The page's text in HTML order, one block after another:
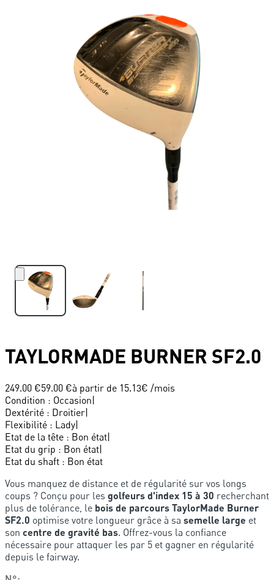
TAYLORMADE BURNER SF2.0
249.00 €59.00 €à partir de 15.13€ /mois
Condition : Occasion|
Dextérité : Droitier|
Flexibilité : Lady|
Etat de la tête : Bon état|
Etat du grip : Bon état|
Etat du shaft : Bon état
Vous manquez de distance et de régularité sur vos longs
coups ? Conçu pour les golfeurs d'index 15 à 30 recherchant
plus de tolérance, le bois de parcours TaylorMade Burner
SF2.0 optimise votre longueur grâce à sa semelle large et
son centre de gravité bas. Offrez-vous la confiance
nécessaire pour attaquer les par 5 et gagner en régularité
depuis le fairway.